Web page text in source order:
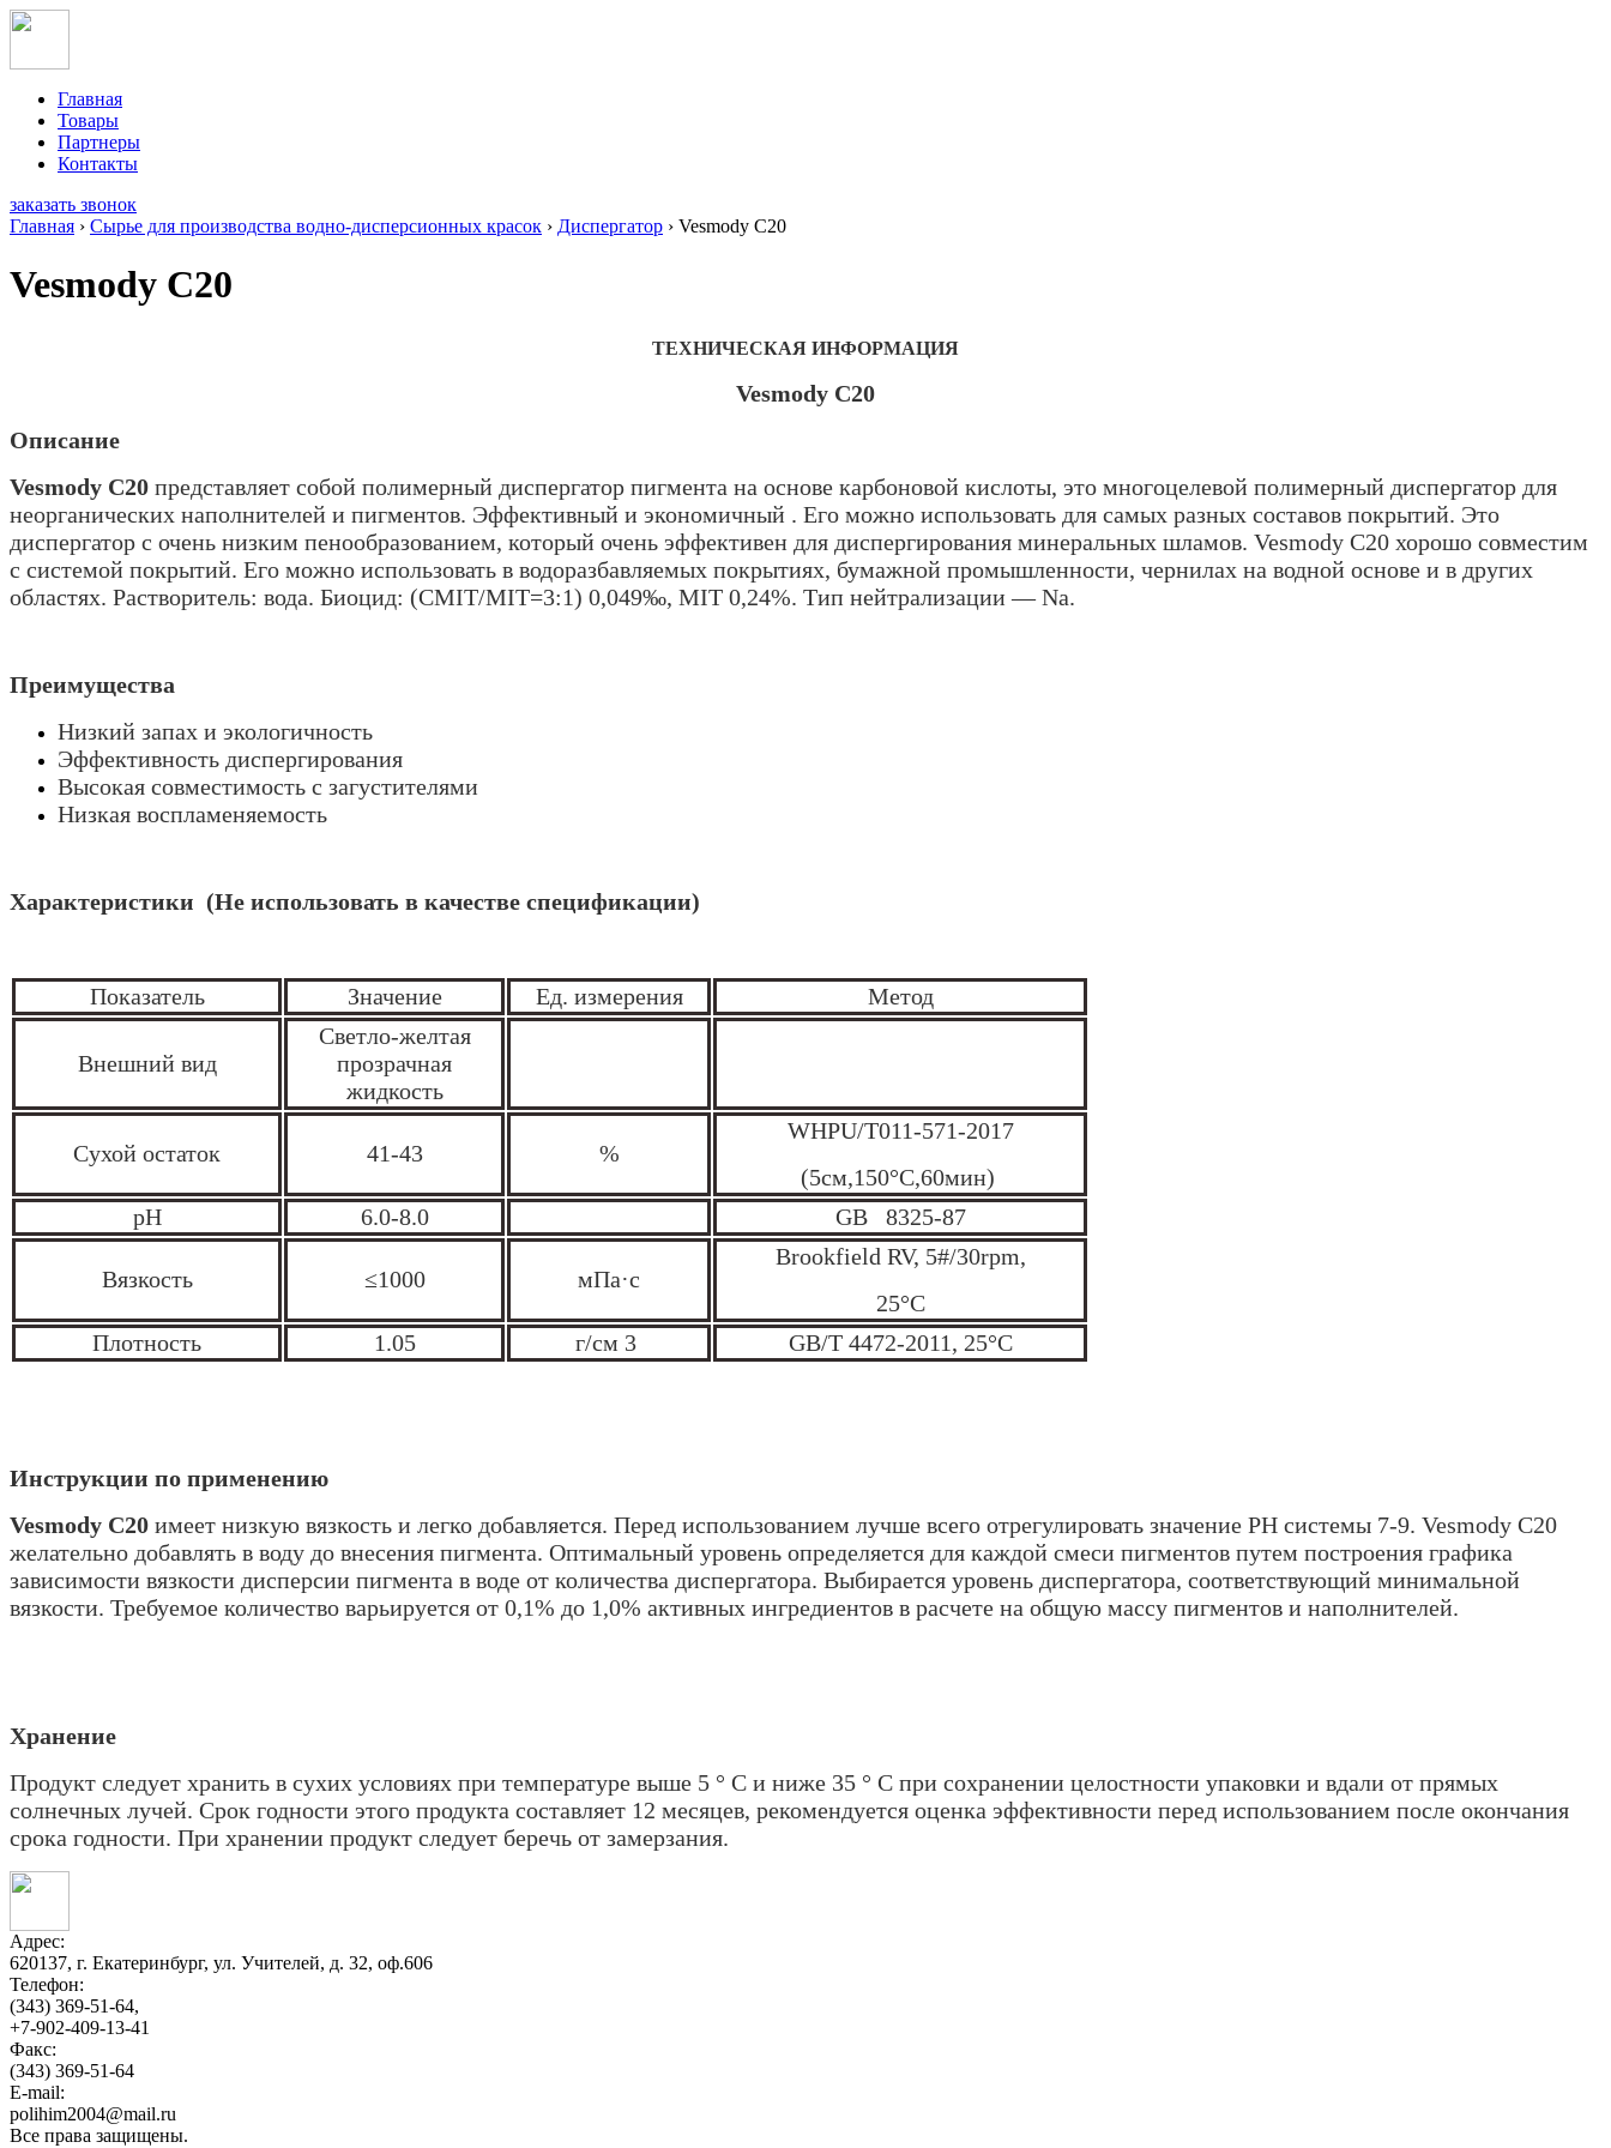
Главная
Товары
Партнеры
Контакты
заказать звонок
Главная › Сырье для производства водно-дисперсионных красок › Диспергатор › Vesmody C20
Vesmody C20
ТЕХНИЧЕСКАЯ ИНФОРМАЦИЯ
Vesmody C20
Описание
Vesmody C20 представляет собой полимерный диспергатор пигмента на основе карбоновой кислоты, это многоцелевой полимерный диспергатор для
неорганических наполнителей и пигментов. Эффективный и экономичный . Его можно использовать для самых разных составов покрытий. Это
диспергатор с очень низким пенообразованием, который очень эффективен для диспергирования минеральных шламов. Vesmody C20 хорошо совместим
с системой покрытий. Его можно использовать в водоразбавляемых покрытиях, бумажной промышленности, чернилах на водной основе и в других
областях. Растворитель: вода. Биоцид: (CMIT/MIT=3:1) 0,049‰, MIT 0,24%. Тип нейтрализации — Na.
Преимущества
Низкий запах и экологичность
Эффективность диспергирования
Высокая совместимость с загустителями
Низкая воспламеняемость
Характеристики (Не использовать в качестве спецификации)
Показатель Значение Ед. измерения Метод
Внешний вид
Светло-желтая
прозрачная
жидкость
Сухой остаток 41-43 %
WHPU/T011-571-2017
(5см,150°C,60мин)
pH
6.0-8.0 GB 8325-87
Вязкость ≤1000 мПа·с
Brookfield RV, 5#/30rpm,
25°C
Плотность
1.05 г/см 3 GB/T 4472-2011, 25°C
Инструкции по применению
Vesmody C20 имеет низкую вязкость и легко добавляется. Перед использованием лучше всего отрегулировать значение PH системы 7-9. Vesmody C20
желательно добавлять в воду до внесения пигмента. Оптимальный уровень определяется для каждой смеси пигментов путем построения графика
зависимости вязкости дисперсии пигмента в воде от количества диспергатора. Выбирается уровень диспергатора, соответствующий минимальной
вязкости. Требуемое количество варьируется от 0,1% до 1,0% активных ингредиентов в расчете на общую массу пигментов и наполнителей.
Хранение
Продукт следует хранить в сухих условиях при температуре выше 5 ° C и ниже 35 ° C при сохранении целостности упаковки и вдали от прямых
солнечных лучей. Срок годности этого продукта составляет 12 месяцев, рекомендуется оценка эффективности перед использованием после окончания
срока годности. При хранении продукт следует беречь от замерзания.
Адрес:
620137, г. Екатеринбург, ул. Учителей, д. 32, оф.606
Телефон:
(343) 369-51-64,
+7-902-409-13-41
Факс:
(343) 369-51-64
E-mail:
polihim2004@mail.ru
Все права защищены.